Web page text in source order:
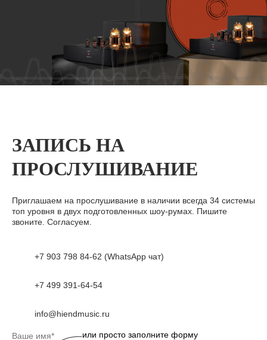
ЗАПИСЬ НА
ПРОСЛУШИВАНИЕ
Приглашаем на прослушивание в наличии всегда 34 системы
топ уровня в двух подготовленных шоу-румах. Пишите
звоните. Согласуем.
+7 903 798 84-62 (WhatsApp чат)
+7 499 391-64-54
info@hiendmusic.ru
или просто заполните форму